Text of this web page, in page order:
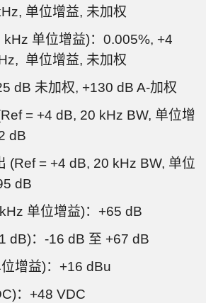
单位增益, 未加权
单位增益)：0.005%, +4
单位增益, 未加权
dB 未加权, +130 dB A-加权
= +4 dB, 20 kHz BW, 单位增
dB
(Ref = +4 dB, 20 kHz BW, 单位
dB
单位增益)：+65 dB
dB)：-16 dB 至 +67 dB
增益)：+16 dBu
：+48 VDC